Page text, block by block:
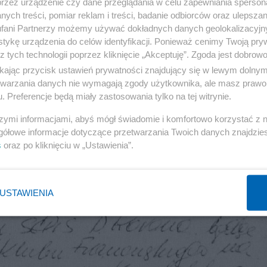
zebraniu materiałów przeprowadzić z
dialogu operacyjnego (wykona por.
na środowisko akademickie SGPIS. W
i weryfikowany.
treści, pomiar reklam i treści, badanie odbiorców oraz
Partnerzy możemy używać dokładnych danych
urządzenia do celów identyfikacji. Ponieważ cenimy Twoją
tych technologii poprzez kliknięcie „Akceptuję”. Zgoda jest
przycisk ustawień prywatności znajdujący się w lewym
danych nie wymagają zgody użytkownika, ale masz
Preferencje będą miały zastosowania tylko na tej witrynie.
informacjami, abyś mógł świadomie i komfortowo korzystać z
informacje dotyczące przetwarzania Twoich danych
oraz po kliknięciu w „Ustawienia”.
USTAWIENIA